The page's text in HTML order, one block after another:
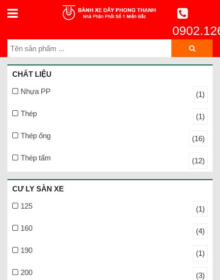
CHẤT LIỆU
Nhựa PP (1)
Thép (1)
Thép ống (16)
Thép tấm (12)
CƯ LY SÀN XE
125 (1)
160 (4)
190 (1)
200 (3)